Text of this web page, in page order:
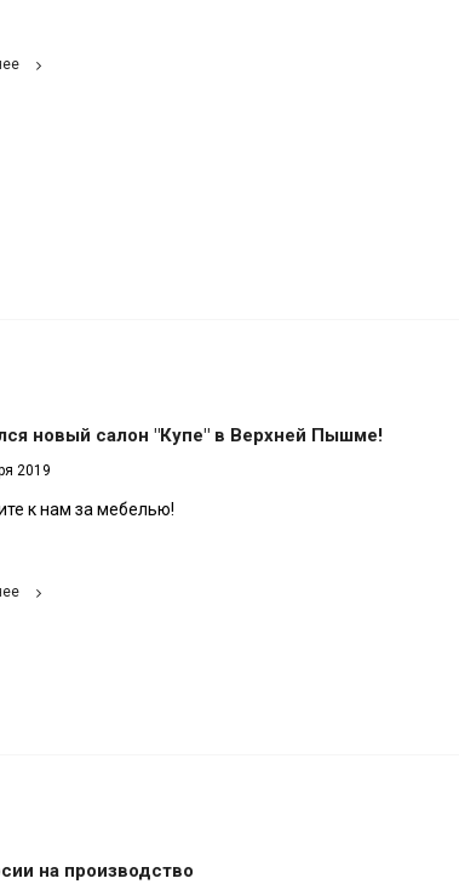
новый салон "Купе" в Верхней Пышме!
2019
к нам за мебелью!
на производство